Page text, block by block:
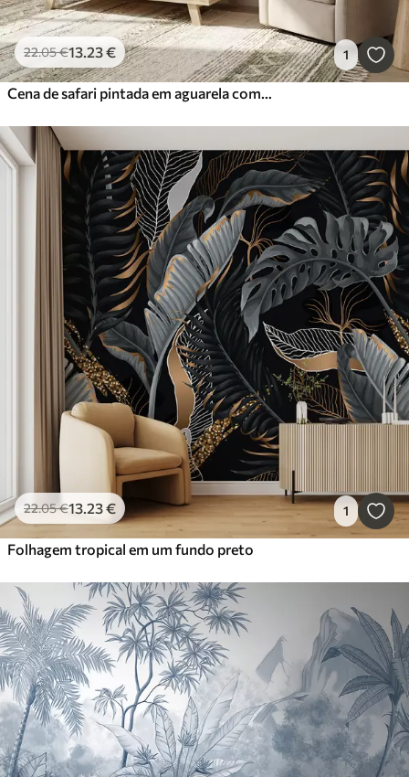
22.05€13.23€ 1
Cena de safari pintada em aguarela com animais em delicados tons pastel, representando uma girafa, um elefante bebé, uma zebra e um filhote de leão
22.05€13.23€ 1
Folhagem tropical em um fundo preto